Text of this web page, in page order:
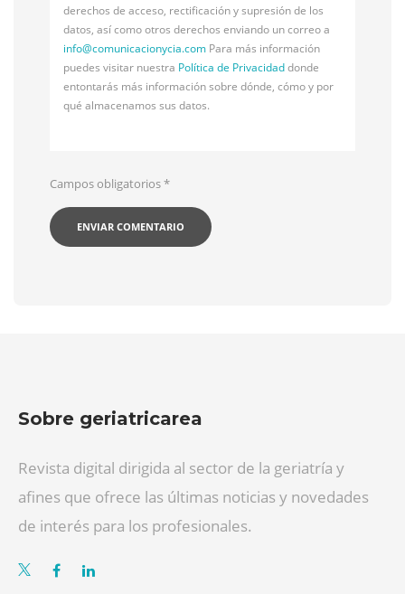
derechos de acceso, rectificación y supresión de los
datos, así como otros derechos enviando un correo a
info@comunicacionycia.com Para más información
puedes visitar nuestra Política de Privacidaddonde
entontarás más información sobre dónde, cómo y por
qué almacenamos sus datos.
Campos obligatorios*
Sobre geriatricarea
Revista digital dirigida al sector de la geriatría y
afines que ofrece las últimas noticias y novedades
de interés para los profesionales.